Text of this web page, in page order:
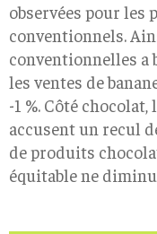
observées pour les
conventionnels.
conventionnelles a
les ventes de
-1 %. Côté
accusent un recul
de produits
équitable ne